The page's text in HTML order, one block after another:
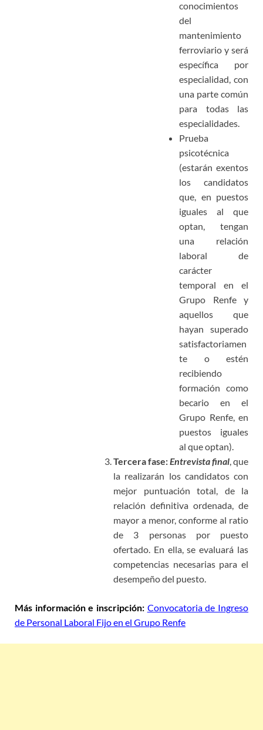
conocimientos
del
mantenimiento
ferroviario y será
específica por
especialidad, con
una parte común
para todas las
especialidades.
Prueba
psicotécnica
(estarán exentos
los candidatos
que, en puestos
iguales al que
optan, tengan
una relación
laboral de
carácter
temporal en el
Grupo Renfe y
aquellos que
hayan superado
satisfactoriamen
te o estén
recibiendo
formación como
becario en el
Grupo Renfe, en
puestos iguales
al que optan).
Tercera fase: Entrevista final , que
la realizarán los candidatos con
mejor puntuación total, de la
relación definitiva ordenada, de
mayor a menor, conforme al ratio
de 3 personas por puesto
ofertado . En ella, se evaluará las
competencias necesarias para el
desempeño del puesto.
Más información e inscripción: Convocatoria de Ingreso
de Personal Laboral Fijo en el Grupo Renfe